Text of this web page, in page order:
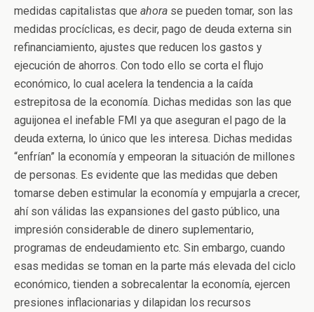
medidas capitalistas que ahora se pueden tomar, son las
medidas procíclicas, es decir, pago de deuda externa sin
refinanciamiento, ajustes que reducen los gastos y
ejecución de ahorros. Con todo ello se corta el flujo
económico, lo cual acelera la tendencia a la caída
estrepitosa de la economía. Dichas medidas son las que
aguijonea el inefable FMI ya que aseguran el pago de la
deuda externa, lo único que les interesa. Dichas medidas
“enfrían” la economía y empeoran la situación de millones
de personas. Es evidente que las medidas que deben
tomarse deben estimular la economía y empujarla a crecer,
ahí son válidas las expansiones del gasto público, una
impresión considerable de dinero suplementario,
programas de endeudamiento etc. Sin embargo, cuando
esas medidas se toman en la parte más elevada del ciclo
económico, tienden a sobrecalentar la economía, ejercen
presiones inflacionarias y dilapidan los recursos